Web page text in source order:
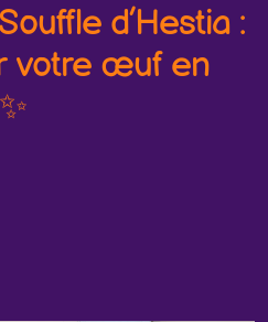
d’Hestia :
votre œuf en